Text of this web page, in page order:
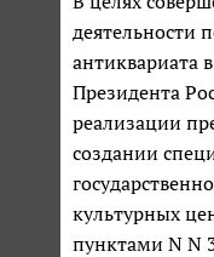
деятельности
антиквариата
Президента
реализации
создании
культурных
пунктами N N